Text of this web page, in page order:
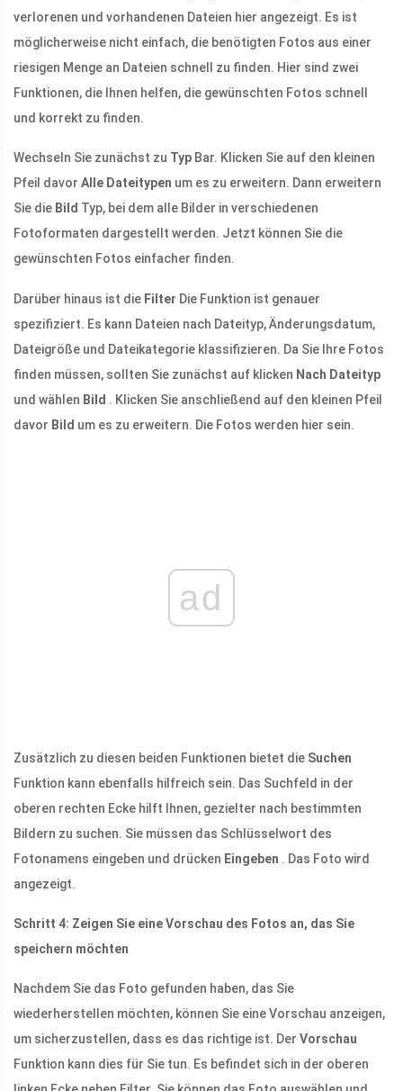
verlorenen und vorhandenen Dateien hier angezeigt. Es ist
möglicherweise nicht einfach, die benötigten Fotos aus einer
riesigen Menge an Dateien schnell zu finden. Hier sind zwei
Funktionen, die Ihnen helfen, die gewünschten Fotos schnell
und korrekt zu finden.
Wechseln Sie zunächst zu Typ Bar. Klicken Sie auf den kleinen
Pfeil davor Alle Dateitypen um es zu erweitern. Dann erweitern
Sie die Bild Typ, bei dem alle Bilder in verschiedenen
Fotoformaten dargestellt werden. Jetzt können Sie die
gewünschten Fotos einfacher finden.
Darüber hinaus ist die Filter Die Funktion ist genauer
spezifiziert. Es kann Dateien nach Dateityp, Änderungsdatum,
Dateigröße und Dateikategorie klassifizieren. Da Sie Ihre Fotos
finden müssen, sollten Sie zunächst auf klicken Nach Dateityp
und wählen Bild . Klicken Sie anschließend auf den kleinen Pfeil
davor Bild um es zu erweitern. Die Fotos werden hier sein.
ad
Zusätzlich zu diesen beiden Funktionen bietet die Suchen
Funktion kann ebenfalls hilfreich sein. Das Suchfeld in der
oberen rechten Ecke hilft Ihnen, gezielter nach bestimmten
Bildern zu suchen. Sie müssen das Schlüsselwort des
Fotonamens eingeben und drücken Eingeben . Das Foto wird
angezeigt.
Schritt 4: Zeigen Sie eine Vorschau des Fotos an, das Sie
speichern möchten
Nachdem Sie das Foto gefunden haben, das Sie
wiederherstellen möchten, können Sie eine Vorschau anzeigen,
um sicherzustellen, dass es das richtige ist. Der Vorschau
Funktion kann dies für Sie tun. Es befindet sich in der oberen